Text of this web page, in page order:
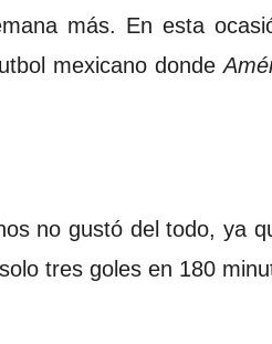
más. En esta
mexicano donde
no gustó del todo, ya
tres goles en 180